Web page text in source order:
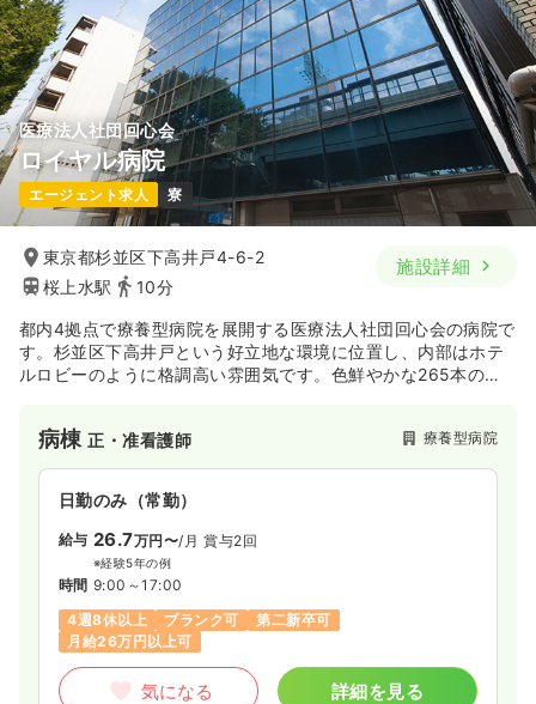
医療法人社団回心会
ロイヤル病院
エージェント求人 寮
東京都杉並区下高井戸4-6-2
桜上水駅
10分
施設詳細
都内4拠点で療養型病院を展開する医療法人社団回心会の病院で
す。杉並区下高井戸という好立地な環境に位置し、内部はホテ
ルロビーのように格調高い雰囲気です。色鮮やかな265本のプ
キャリアアップや資格取得もサポートしています。
病棟正・准看護師 療養型病院
日勤のみ（常勤）
給与 26.7万円〜/月 賞与2回
※経験5年の例
時間 9:00～17:00
4週8休以上
ブランク可
第二新卒可
月給26万円以上可
気になる 詳細を見る